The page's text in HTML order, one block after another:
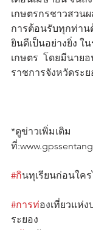
เกษตรกรชาวสวน
การต้อนรับทุกท่าน
ยินดีเป็นอย่างยิ่ง ใ
เกษตร  โดยมีนาย
ราชการจังหวัดระ
*ดูข่าวเพิ่มเติม
ที่
#กนทุเรียนก่อ
#การทองเที่ยวแห่
ระย